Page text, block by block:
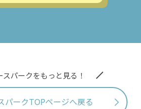
スパークをもっと見る！
パークTOPページへ戻る